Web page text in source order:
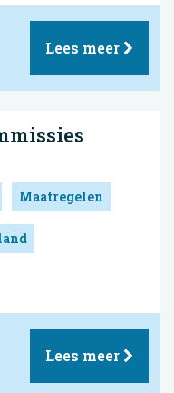
Lees meer
Maatregelen
Lees meer